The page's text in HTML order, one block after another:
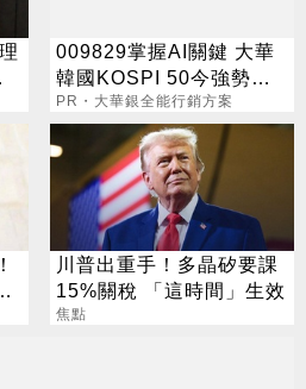
009829掌握AI關鍵 大華
韓國KOSPI 50今強勢開
募
PR・大華銀全能行銷方案
川普出重手！多晶矽要課
15%關稅 「這時間」生效
焦點